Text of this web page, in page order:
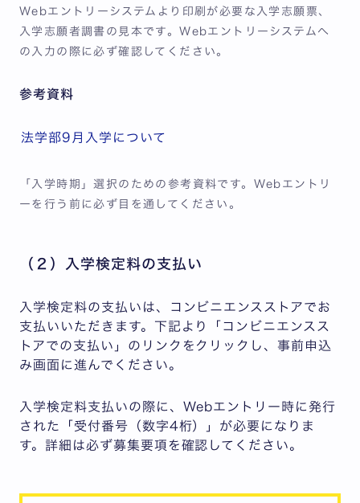
Webエントリーシステムより印刷が必要な入学志願票、
入学志願者調書の見本です。Webエントリーシステムへ
の入力の際に必ず確認してください。
参考資料
法学部9月入学について
「入学時期」選択のための参考資料です。Webエントリ
ーを行う前に必ず目を通してください。
（２）入学検定料の支払い
入学検定料の支払いは、コンビニエンスストアでお
支払いいただきます。下記より「コンビニエンスス
トアでの支払い」のリンクをクリックし、事前申込
み画面に進んでください。
入学検定料支払いの際に、 Webエントリー時に発行
された「受付番号（数字4桁）」 が必要になりま
す。詳細は必ず募集要項を確認してください。